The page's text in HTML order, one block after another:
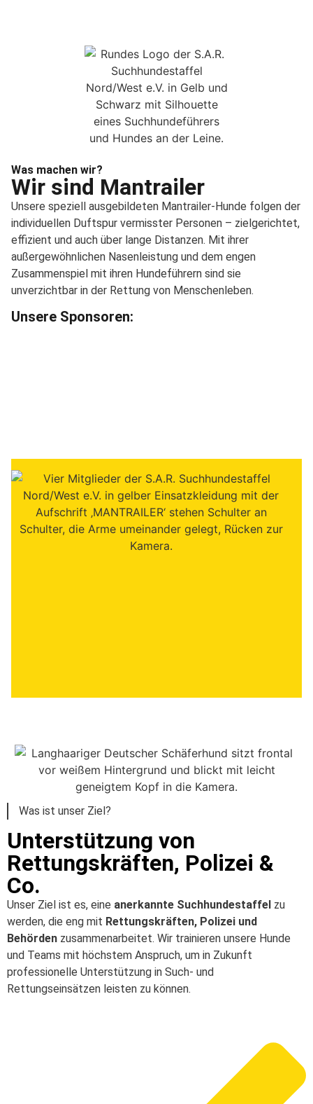
Was machen wir?
Wir sind Mantrailer
Unsere speziell ausgebildeten Mantrailer-Hunde folgen der
individuellen Duftspur vermisster Personen – zielgerichtet,
effizient und auch über lange Distanzen. Mit ihrer
außergewöhnlichen Nasenleistung und dem engen
Zusammenspiel mit ihren Hundeführern sind sie
unverzichtbar in der Rettung von Menschenleben.
Unsere Sponsoren:
Was ist unser Ziel?
Unterstützung von
Rettungskräften, Polizei &
Co.
Unser Ziel ist es, eine anerkannte Suchhundestaffel zu
werden, die eng mit Rettungskräften, Polizei und
Behörden zusammenarbeitet. Wir trainieren unsere Hunde
und Teams mit höchstem Anspruch, um in Zukunft
professionelle Unterstützung in Such- und
Rettungseinsätzen leisten zu können.